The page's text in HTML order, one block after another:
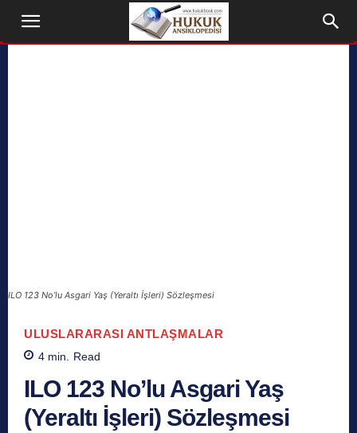
ILO 123 No’lu Asgari Yaş (Yeraltı İşleri) Sözleşmesi
ULUSLARARASI ANTLAŞMALAR
4 min. Read
ILO 123 No’lu Asgari Yaş
(Yeraltı İşleri) Sözleşmesi